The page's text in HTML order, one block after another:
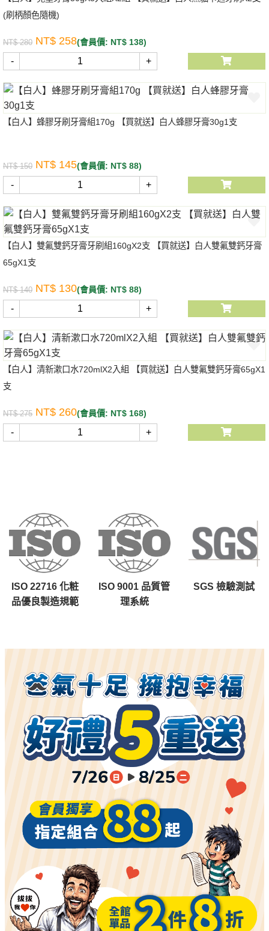
(刷柄顏色隨機)
NT$ 280 NT$ 258(會員價: NT$ 138)
- +
【白人】蜂膠牙刷牙膏組170g 【買就送】白人蜂膠牙膏30g1支
NT$ 150 NT$ 145(會員價: NT$ 88)
- +
【白人】雙氟雙鈣牙膏牙刷組160gX2支 【買就送】白人雙氟雙鈣牙膏
65gX1支
NT$ 140 NT$ 130(會員價: NT$ 88)
- +
【白人】清新漱口水720mlX2入組 【買就送】白人雙氟雙鈣牙膏65gX1
支
NT$ 275 NT$ 260(會員價: NT$ 168)
- +
ISO 22716 化粧
品優良製造規範
ISO 9001 品質管
理系統
SGS 檢驗測試